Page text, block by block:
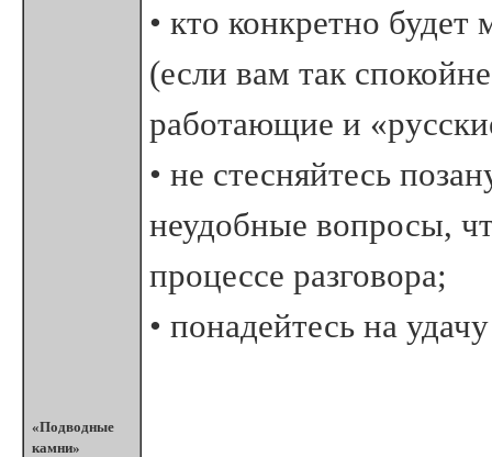
«Подводные
камни»
• кто конкретно
(если вам так
работающие и
• не стесняйтесь
неудобные вопросы,
процессе разговора;
• понадейтесь на